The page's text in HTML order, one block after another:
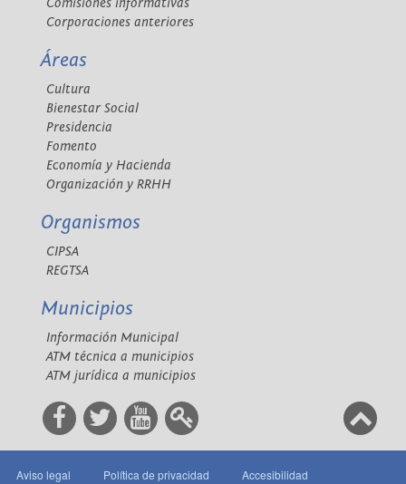
Corporaciones anteriores
Áreas
Cultura
Bienestar Social
Presidencia
Fomento
Economía y Hacienda
Organización y RRHH
Organismos
CIPSA
REGTSA
Municipios
Información Municipal
ATM técnica a municipios
ATM jurídica a municipios
Aviso legal Política de privacidad Accesibilidad